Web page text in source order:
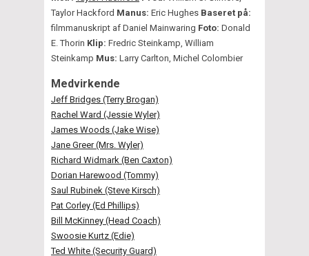
Taylor Hackford Manus: Eric Hughes Baseret på:
filmmanuskript af Daniel Mainwaring Foto: Donald
E. Thorin Klip: Fredric Steinkamp, William
Steinkamp Mus: Larry Carlton, Michel Colombier
Medvirkende
Jeff Bridges (Terry Brogan)
Rachel Ward (Jessie Wyler)
James Woods (Jake Wise)
Jane Greer (Mrs. Wyler)
Richard Widmark (Ben Caxton)
Dorian Harewood (Tommy)
Saul Rubinek (Steve Kirsch)
Pat Corley (Ed Phillips)
Bill McKinney (Head Coach)
Swoosie Kurtz (Edie)
Ted White (Security Guard)